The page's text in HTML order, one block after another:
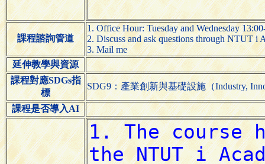
課程諮詢管道
1. Office Hour: Tuesday and Wednesday
2. Discuss and ask questions through NTUT i
3. Mail me
延伸教學與資源
課程對應SDGs指
標
SDG9：產業創新與基礎設施（Industry,
課程是否導入AI